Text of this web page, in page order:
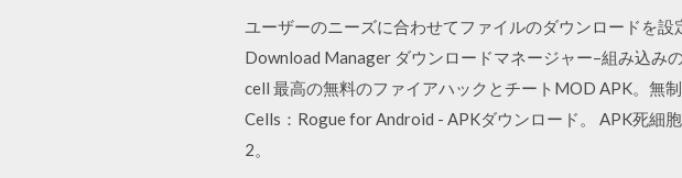
ユーザーのニーズに合わせてファイルのダウンロードを
Download Manager ダウンロードマネージャー–組み込み
cell 最高の無料のファイアハックとチートMOD APK。無
Cells：Rogue for Android - APKダウンロード。 APK死細
2。